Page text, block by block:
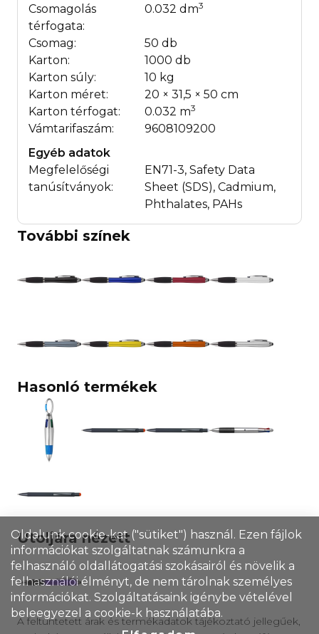
Csomagolás
térfogata:
0.032 dm3
Csomag:
50 db
Karton:
1000 db
Karton súly:
10 kg
Karton méret:
20 × 31,5 × 50 cm
Karton térfogat:
0.032 m3
Vámtarifaszám:
9608109200
Egyéb adatok
Megfelelőségi
tanúsítványok:
EN71-3, Safety Data
Sheet (SDS), Cadmium,
Phthalates, PAHs
További színek
Hasonló termékek
Utoljára nézett
A feltüntetett árak és termékadatok tájékoztató jellegűek,
Oldalunk cookie-kat ("sütiket") használ. Ezen fájlok
információkat szolgáltatnak számunkra a
felhasználó oldallátogatási szokásairól és növelik a
felhasználói élményt, de nem tárolnak személyes
információkat. Szolgáltatásaink igénybe vételével
beleegyezel a cookie-k használatába.